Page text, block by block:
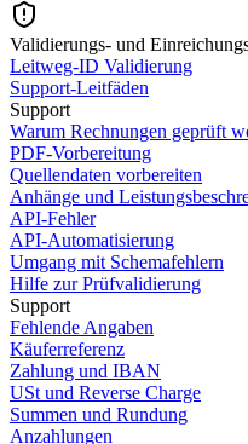
Validierungs- und
Leitweg-ID Validierung
Support-Leitfäden
Support
Warum Rechnungen geprüft
PDF-Vorbereitung
Quellendaten vorbereiten
Anhänge und
API-Fehler
API-Automatisierung
Umgang mit Schemafehlern
Hilfe zur Prüfvalidierung
Support
Fehlende Angaben
Käuferreferenz
Zahlung und IBAN
USt und Reverse Charge
Summen und Rundung
Anzahlungen